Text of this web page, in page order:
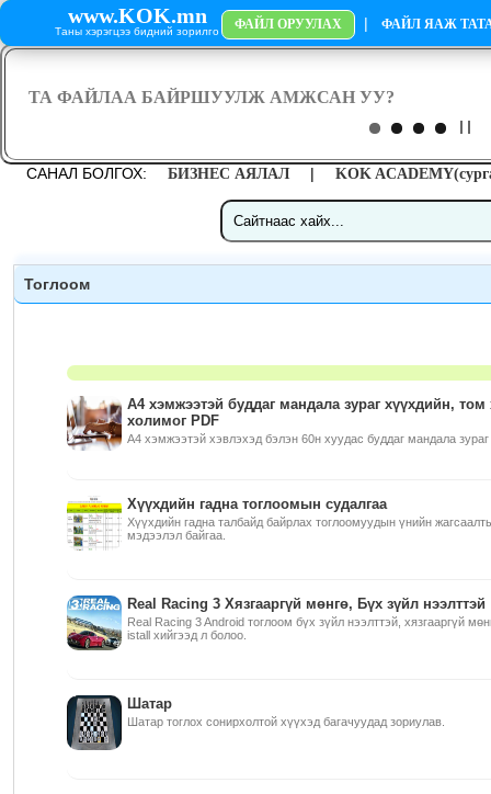
www.KOK.mn
Таны хэрэгцээ бидний зорилго ФАЙЛ ОРУУЛАХ | ФАЙЛ ЯАЖ
САНАЛ БОЛГОХ: БИЗНЕС АЯЛАЛ | KOK
Тоглоом
А4 хэмжээтэй буддаг мандала зураг хүүхдийн, том
холимог PDF
А4 хэмжээтэй хэвлэхэд бэлэн 60н хуудас буддаг мандала зураг
Хүүхдийн гадна тоглоомын судалгаа
Хүүхдийн гадна талбайд байрлах тоглоомуудын үнийн
мэдээлэл байгаа.
Real Racing 3 Хязгааргүй мөнгө, Бүх зүйл нээлттэй
Real Racing 3 Android тоглоом бүх зүйл нээлттэй, хязгааргүй
istall хийгээд л болоо.
Шатар
Шатар тоглох сонирхолтой хүүхэд багачуудад зориулав.